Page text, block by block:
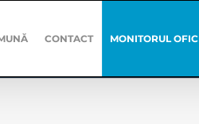
CONTACT MONITORUL